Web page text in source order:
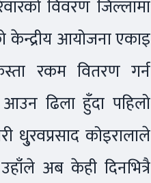
विवरण जिल्लामा
केन्द्रीय आयोजना एकाइ
रकम वितरण गर्न
ढिला हुँदा पहिलो
धु्रवप्रसाद कोइरालाले
अब केही दिनभित्रै